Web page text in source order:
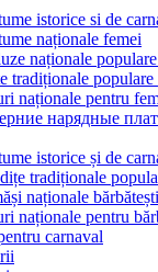
istorice si de
naționale femei
naționale
tradiționale
naționale pentru
нарядные
istorice și de
tradiționale
naționale bărbătești
naționale pentru
carnaval